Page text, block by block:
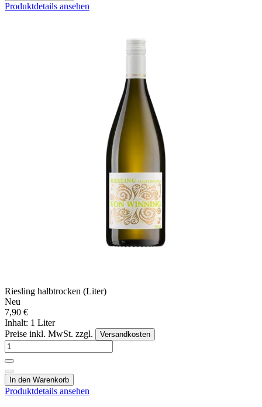
Produktdetails ansehen
Riesling halbtrocken (Liter)
Neu
7,90 €
Inhalt: 1 Liter
Preise inkl. MwSt. zzgl.
Versandkosten
In den Warenkorb
Produktdetails ansehen